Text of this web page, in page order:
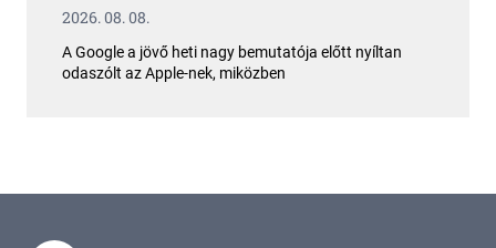
2026. 08. 08.
A Google a jövő heti nagy bemutatója előtt nyíltan
odaszólt az Apple-nek, miközben